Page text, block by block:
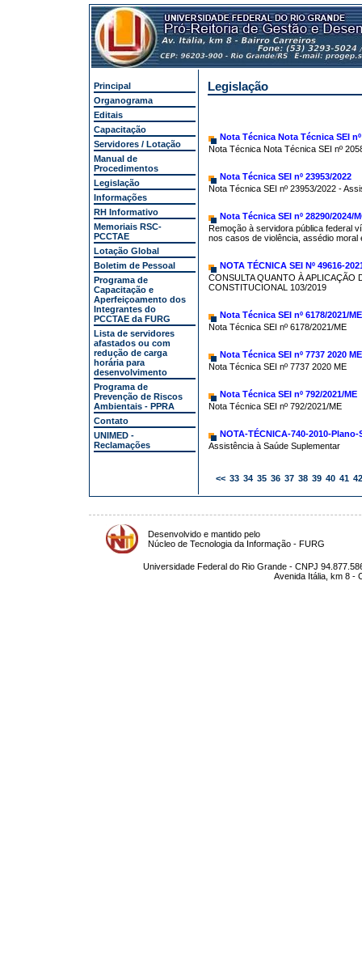
Principal
Organograma
Editais
Capacitação
Servidores / Lotação
Manual de
Procedimentos
Legislação
Informações
RH Informativo
Memoriais RSC-
PCCTAE
Lotação Global
Boletim de Pessoal
Programa de
Capacitação e
Aperfeiçoamento dos
Integrantes do
PCCTAE da FURG
Lista de servidores
afastados ou com
redução de carga
horária para
desenvolvimento
Programa de
Prevenção de Riscos
Ambientais - PPRA
Contato
UNIMED -
Reclamações
Legislação
Nota Técnica Nota Técnica SEI
Nota Técnica Nota Técnica SEI nº
Nota Técnica SEI nº 23953/2022
Nota Técnica SEI nº 23953/2022 -
Nota Técnica SEI nº 28290/2024/
Remoção à servidora pública federal
nos casos de violência, assédio moral
NOTA TÉCNICA SEI Nº 49616-
CONSULTA QUANTO À APLICAÇÃO
CONSTITUCIONAL 103/2019
Nota Técnica SEI nº 6178/2021/ME
Nota Técnica SEI nº 6178/2021/ME
Nota Técnica SEI nº 7737 2020 ME
Nota Técnica SEI nº 7737 2020 ME
Nota Técnica SEI nº 792/2021/ME
Nota Técnica SEI nº 792/2021/ME
NOTA-TÉCNICA-740-2010-
Assistência à Saúde Suplementar
<< 33 34 35 36 37 38 39 40 41 42
Desenvolvido e mantido pelo
Núcleo de Tecnologia da Informação - FURG
Universidade Federal do Rio Grande - CNPJ
Avenida Itália, km 8 -